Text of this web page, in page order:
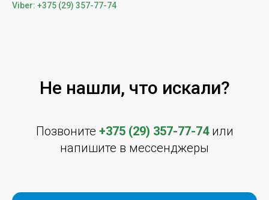
Viber: +375 (29) 357-77-74
Не нашли, что искали?
Позвоните +375 (29) 357-77-74 или
напишите в мессенджеры